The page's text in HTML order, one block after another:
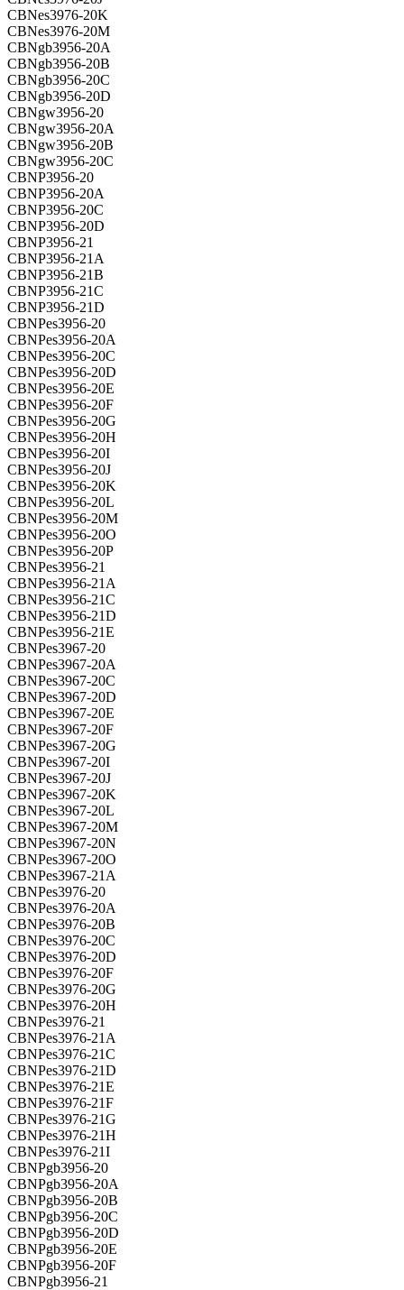
CBNes3976-20K
CBNes3976-20M
CBNgb3956-20A
CBNgb3956-20B
CBNgb3956-20C
CBNgb3956-20D
CBNgw3956-20
CBNgw3956-20A
CBNgw3956-20B
CBNgw3956-20C
CBNP3956-20
CBNP3956-20A
CBNP3956-20C
CBNP3956-20D
CBNP3956-21
CBNP3956-21A
CBNP3956-21B
CBNP3956-21C
CBNP3956-21D
CBNPes3956-20
CBNPes3956-20A
CBNPes3956-20C
CBNPes3956-20D
CBNPes3956-20E
CBNPes3956-20F
CBNPes3956-20G
CBNPes3956-20H
CBNPes3956-20I
CBNPes3956-20J
CBNPes3956-20K
CBNPes3956-20L
CBNPes3956-20M
CBNPes3956-20O
CBNPes3956-20P
CBNPes3956-21
CBNPes3956-21A
CBNPes3956-21C
CBNPes3956-21D
CBNPes3956-21E
CBNPes3967-20
CBNPes3967-20A
CBNPes3967-20C
CBNPes3967-20D
CBNPes3967-20E
CBNPes3967-20F
CBNPes3967-20G
CBNPes3967-20I
CBNPes3967-20J
CBNPes3967-20K
CBNPes3967-20L
CBNPes3967-20M
CBNPes3967-20N
CBNPes3967-20O
CBNPes3967-21A
CBNPes3976-20
CBNPes3976-20A
CBNPes3976-20B
CBNPes3976-20C
CBNPes3976-20D
CBNPes3976-20F
CBNPes3976-20G
CBNPes3976-20H
CBNPes3976-21
CBNPes3976-21A
CBNPes3976-21C
CBNPes3976-21D
CBNPes3976-21E
CBNPes3976-21F
CBNPes3976-21G
CBNPes3976-21H
CBNPes3976-21I
CBNPgb3956-20
CBNPgb3956-20A
CBNPgb3956-20B
CBNPgb3956-20C
CBNPgb3956-20D
CBNPgb3956-20E
CBNPgb3956-20F
CBNPgb3956-21